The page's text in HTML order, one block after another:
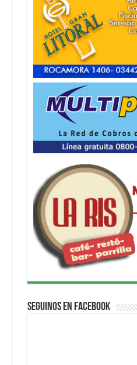
Seguinos en Facebook